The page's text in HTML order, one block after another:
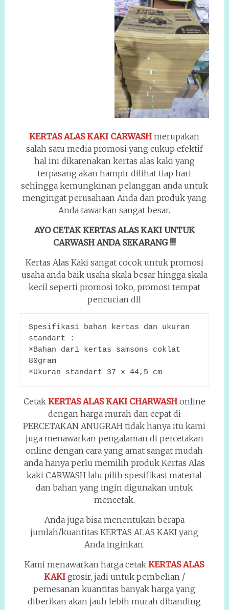
KERTAS ALAS KAKI CARWASH merupakan
salah satu media promosi yang cukup efektif
hal ini dikarenakan kertas alas kaki yang
terpasang akan hampir dilihat tiap hari
sehingga kemungkinan pelanggan anda untuk
mengingat perusahaan Anda dan produk yang
Anda tawarkan sangat besar.
AYO CETAK KERTAS ALAS KAKI UNTUK
CARWASH ANDA SEKARANG !!!
Kertas Alas Kaki sangat cocok untuk promosi
usaha anda baik usaha skala besar hingga skala
kecil seperti promosi toko, promosi tempat
pencucian dll
Spesifikasi bahan kertas dan ukuran
standart :
×Bahan dari kertas samsons coklat
80gram
×Ukuran standart 37 x 44,5 cm
Cetak KERTAS ALAS KAKI CHARWASHonline
dengan harga murah dan cepat di
PERCETAKAN ANUGRAH tidak hanya itu kami
juga menawarkan pengalaman di percetakan
online dengan cara yang amat sangat mudah
anda hanya perlu memilih produk Kertas Alas
kaki CARWASH lalu pilih spesifikasi material
dan bahan yang ingin digunakan untuk
mencetak.
Anda juga bisa menentukan berapa
jumlah/kuantitas KERTAS ALAS KAKI yang
Anda inginkan.
Kami menawarkan harga cetakKERTAS ALAS
KAKIgrosir, jadi untuk pembelian /
pemesanan kuantitas banyak harga yang
diberikan akan jauh lebih murah dibanding